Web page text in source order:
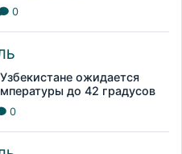
0
ожидается
до 42 градусов
0